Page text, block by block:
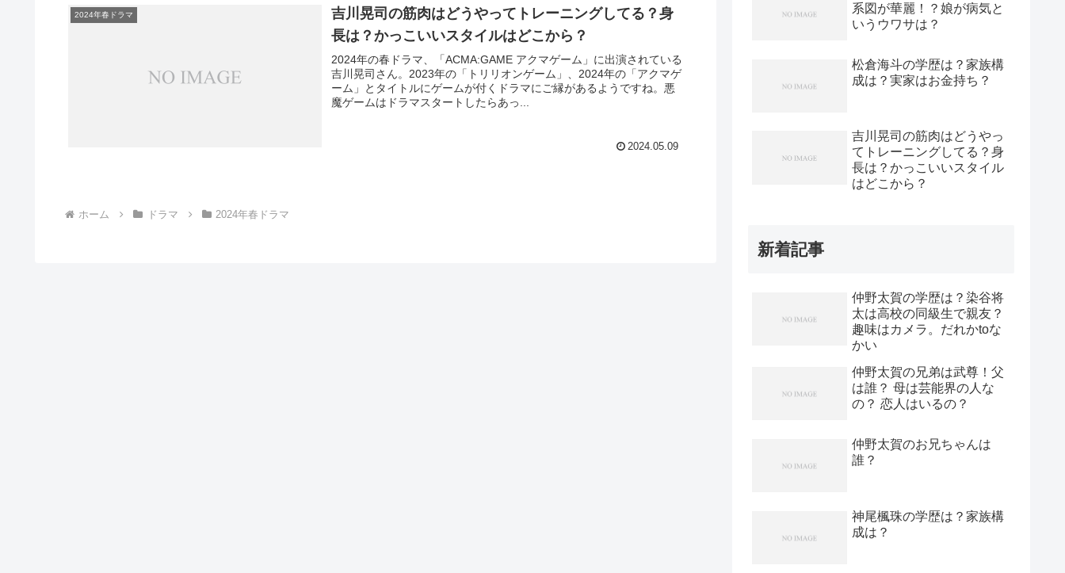
2024年春ドラマ
吉川晃司の筋肉はどうやってトレーニングしてる？身
長は？かっこいいスタイルはどこから？
2024年の春ドラマ、「ACMA:GAME アクマゲーム」に出演されている
吉川晃司さん。2023年の「トリリオンゲーム」、2024年の「アクマゲ
ーム」とタイトルにゲームが付くドラマにご縁があるようですね。悪
魔ゲームはドラマスタートしたらあっ...
2024.05.09
ホーム ドラマ 2024年春ドラマ
系図が華麗！？娘が病気と
いうウワサは？
松倉海斗の学歴は？家族構
成は？実家はお金持ち？
吉川晃司の筋肉はどうやっ
てトレーニングしてる？身
長は？かっこいいスタイル
はどこから？
新着記事
仲野太賀の学歴は？染谷将
太は高校の同級生で親友？
趣味はカメラ。だれかtoな
かい
仲野太賀の兄弟は武尊！父
は誰？ 母は芸能界の人な
の？ 恋人はいるの？
仲野太賀のお兄ちゃんは
誰？
神尾楓珠の学歴は？家族構
成は？